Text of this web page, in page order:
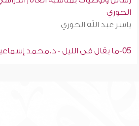
الحوري
ياسر عبد الله الحوري
05-ما يقال فى الليل - د.محمد إسماعيل المقدم